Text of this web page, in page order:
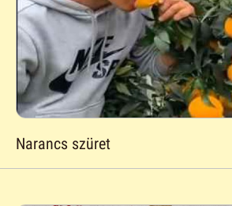
Narancs szüret